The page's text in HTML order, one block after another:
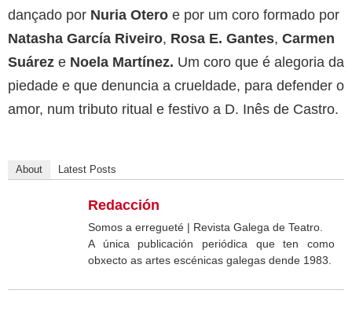
dançado por Nuria Otero e por um coro formado por
Natasha García Riveiro, Rosa E. Gantes, Carmen
Suárez e Noela Martínez. Um coro que é alegoria da
piedade e que denuncia a crueldade, para defender o
amor, num tributo ritual e festivo a D. Inês de Castro.
About Latest Posts
Redacción
Somos a erregueté | Revista Galega de Teatro.
A única publicación periódica que ten como
obxecto as artes escénicas galegas dende 1983.